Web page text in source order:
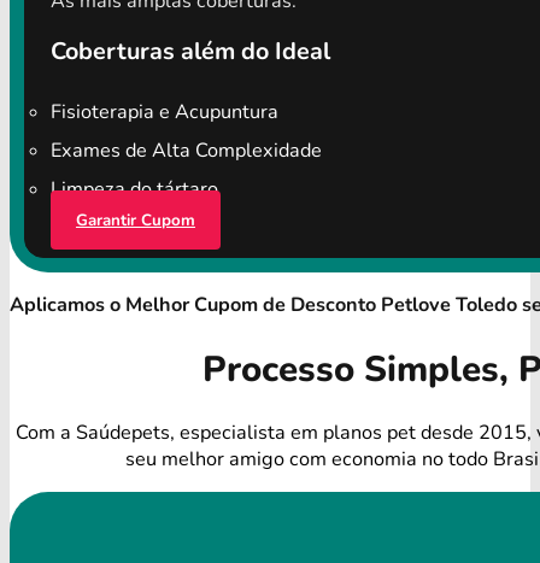
Coberturas além do Ideal
Fisioterapia e Acupuntura
Exames de Alta Complexidade
Limpeza do tártaro
Garantir Cupom
Aplicamos o Melhor Cupom de Desconto Petlove Toledo
Processo Simples,
Com a Saúdepets, especialista em planos pet desde 2015,
seu melhor amigo com economia no todo